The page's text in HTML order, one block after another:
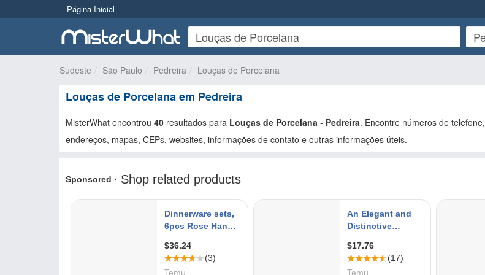
Página Inicial
Sudeste São Paulo Pedreira Louças de Porcelana
Louças de Porcelana em Pedreira
MisterWhat encontrou 40 resultados para Louças de Porcelana - Pedreira. Encontre números de telefone,
endereços, mapas, CEPs, websites, informações de contato e outras informações úteis.